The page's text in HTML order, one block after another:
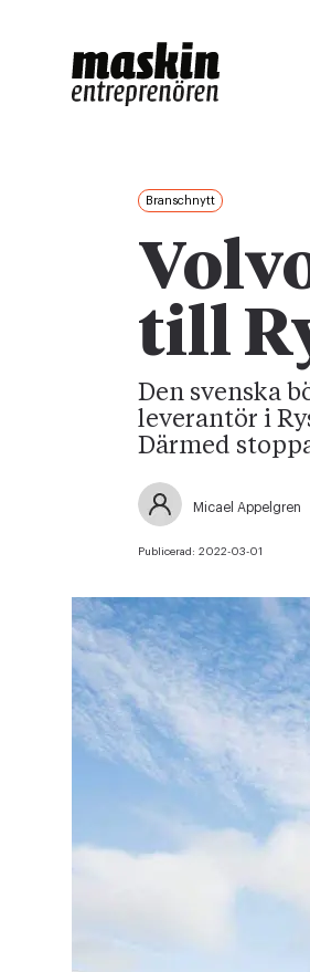
Branschnytt
till
Den svenska
leverantör i
Därmed
Micael Appelgren
Publicerad: 2022-03-01